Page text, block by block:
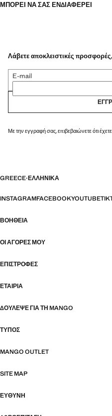
ΜΠΟΡΕΊ ΝΑ ΣΑΣ ΕΝΔΙΑΦΈΡΕΙ
Λάβετε αποκλειστικές
E-mail
Με την εγγραφή σας, επιβεβαιώνετε ότι
GREECE·ΕΛΛΗΝΙΚΆ
INSTAGRAMFACEBOOKYOUTUBE
ΒΟΉΘΕΙΑ
ΟΙ ΑΓΟΡΈΣ ΜΟΥ
ΕΠΙΣΤΡΟΦΈΣ
ΕΤΑΙΡΊΑ
ΔΟΎΛΕΨΕ ΓΙΑ ΤΗ MANGO
ΤΎΠΟΣ
MANGO OUTLET
SITE MAP
ΕΥΘΥΝΗ